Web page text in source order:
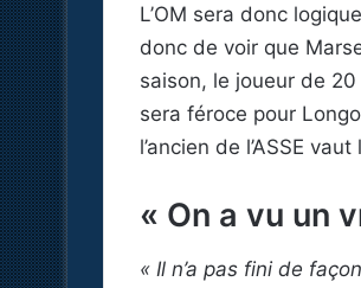
L’OM sera donc
donc de voir que
saison, le joueur de
sera féroce pour
l’ancien de l’ASSE
« On a vu un
« Il n’a pas fini de